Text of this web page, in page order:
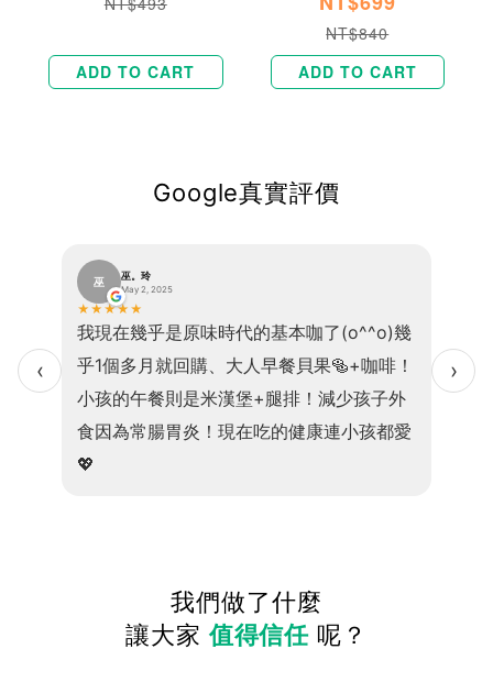
ADD TO CART
NT$840
ADD TO CART
Google真實評價
‹
，咖
巫 巫。玲
May 2, 2025
★ ★ ★★ ★
我現在幾乎是原味時代的基本咖了(o^^o)幾
乎1個多月就回購、大人早餐貝果🥯+咖啡！
小孩的午餐則是米漢堡+腿排！減少孩子外
食因為常腸胃炎！現在吃的健康連小孩都愛
💖
購N
綠拿
›
我們做了什麼
讓大家值得信任 呢？